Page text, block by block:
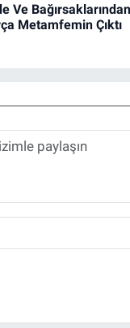
Ve
Metamfemin Çıktı